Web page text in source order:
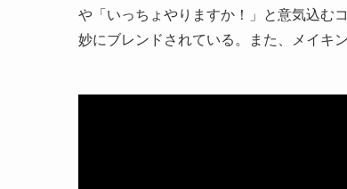
や「いっちょやりますか！」と意気込む
妙にブレンドされている。また、メイキ